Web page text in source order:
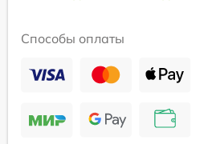
Способы оплаты